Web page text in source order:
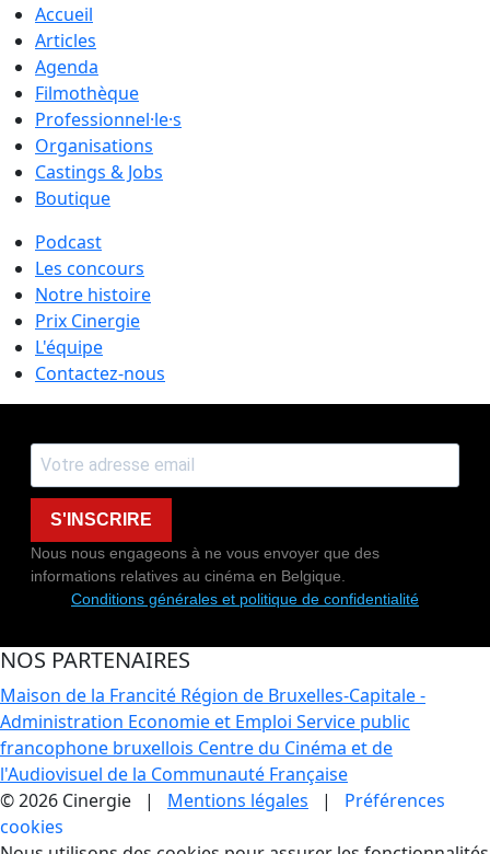
Accueil
Articles
Agenda
Filmothèque
Professionnel·le·s
Organisations
Castings & Jobs
Boutique
Podcast
Les concours
Notre histoire
Prix Cinergie
L'équipe
Contactez-nous
S'INSCRIRE
Nous nous engageons à ne vous envoyer que des
informations relatives au cinéma en Belgique.
Conditions générales et politique de confidentialité
NOS PARTENAIRES
Maison de la Francité Région de Bruxelles-Capitale -
Administration Economie et Emploi Service public
francophone bruxellois Centre du Cinéma et de
l'Audiovisuel de la Communauté Française
© 2026 Cinergie | Mentions légales | Préférences
cookies